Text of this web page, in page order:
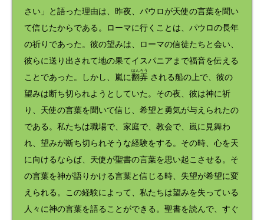
さい」と語った理由は、昨夜、パウロが天使の言葉を聞い
て信じたからである。ローマに行くことは、パウロの長年
の祈りであった。彼の望みは、ローマの信徒たちと会い、
彼らに送り出されて地の果てイスパニアまで福音を伝える
ことであった。しかし、嵐に翻弄
ほんろう
される船の上で、彼の
望みは断ち切られようとしていた。その夜、彼は神に祈
り、天使の言葉を聞いて信じ、希望と勇気が与えられたの
である。私たちは職場で、家庭で、教会で、嵐に見舞わ
れ、望みが断ち切られそうな経験をする。その時、心を天
に向けるならば、天使が聖書の言葉を思い起こさせる。そ
の言葉を神が語りかける言葉と信じる時、失望が希望に変
えられる。この経験によって、私たちは望みを失っている
人々に神の言葉を語ることができる。聖書を読んで、すぐ